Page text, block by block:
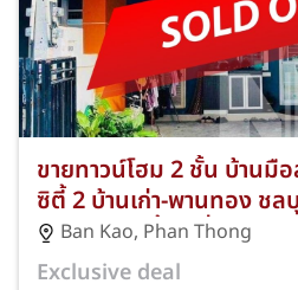
ขายทาวน์โฮม 2 ชั้น บ้านมื
ซิตี้ 2 บ้านเก่า-พานทอง ชล
นอน 2 ห้องน้ำ 2 ที่จอดรถ
Ban Kao, Phan Thong
Exclusive deal